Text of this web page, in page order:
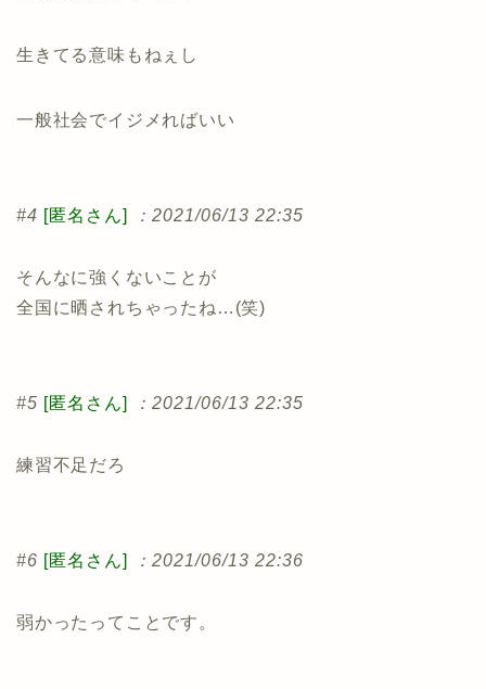
生きてる意味もねぇし
一般社会でイジメればいい
#4 [匿名さん] ：2021/06/13 22:35
そんなに強くないことが
全国に晒されちゃったね…(笑)
#5 [匿名さん] ：2021/06/13 22:35
練習不足だろ
#6 [匿名さん] ：2021/06/13 22:36
弱かったってことです。